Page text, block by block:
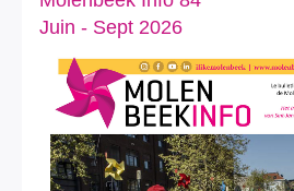
Juin - Sept 2026